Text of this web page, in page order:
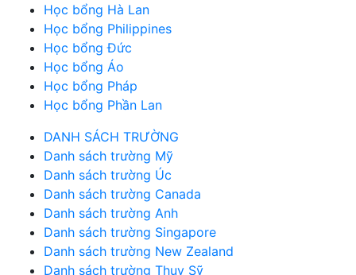
Học bổng Hà Lan
Học bổng Philippines
Học bổng Đức
Học bổng Áo
Học bổng Pháp
Học bổng Phần Lan
DANH SÁCH TRƯỜNG
Danh sách trường Mỹ
Danh sách trường Úc
Danh sách trường Canada
Danh sách trường Anh
Danh sách trường Singapore
Danh sách trường New Zealand
Danh sách trường Thụy Sỹ